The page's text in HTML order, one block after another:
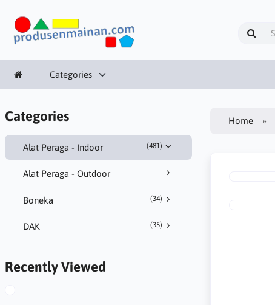
Categories
Categories
Alat Peraga - Indoor (481)
Alat Peraga - Outdoor
Boneka (34)
DAK (35)
Recently Viewed
Home